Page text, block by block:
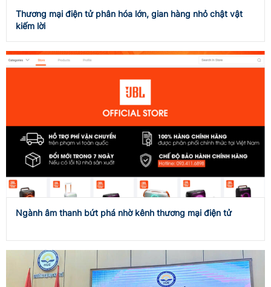
Thương mại điện tử phân hóa lớn, gian hàng nhỏ chật vật
kiếm lời
Ngành âm thanh bứt phá nhờ kênh thương mại điện tử